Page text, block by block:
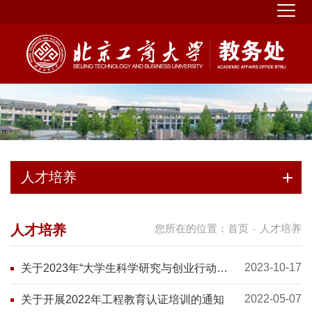
人才培养
您所在的位置： 首页 - 人才培养
人才培养
关于2023年“大学生科学研究与创业行动计
划”结题的公示
2023-10-17
关于开展2022年工程教育认证培训的通知 2022-05-07